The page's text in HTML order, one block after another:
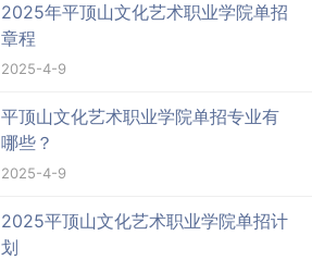
2025年平顶山文化艺术职业学院单招
章程
2025-4-9
平顶山文化艺术职业学院单招专业有
哪些？
2025-4-9
2025平顶山文化艺术职业学院单招计
划